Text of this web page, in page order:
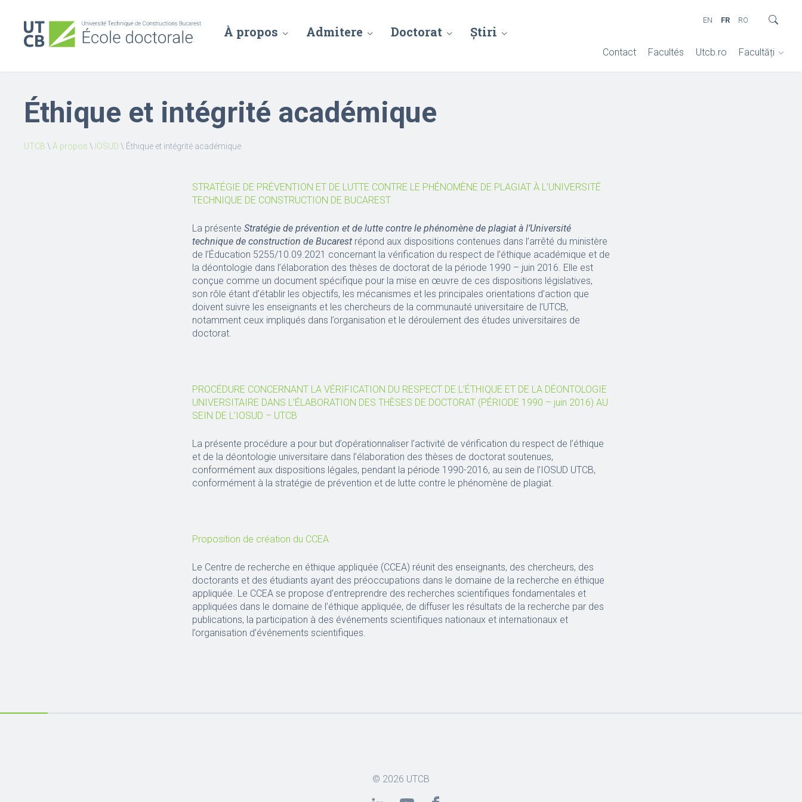
À propos Admitere Doctorat Știri
Contact Facultés Utcb.ro Facultăți
EN FR RO
Éthique et intégrité académique
UTCB \ À propos \ IOSUD \ Éthique et intégrité académique
STRATÉGIE DE PRÉVENTION ET DE LUTTE CONTRE LE PHÉNOMÈNE DE PLAGIAT À L’UNIVERSITÉ
TECHNIQUE DE CONSTRUCTION DE BUCAREST
La présente Stratégie de prévention et de lutte contre le phénomène de plagiat à l’Université
technique de construction de Bucarest répond aux dispositions contenues dans l’arrêté du ministère
de l’Éducation 5255/10.09.2021 concernant la vérification du respect de l’éthique académique et de
la déontologie dans l’élaboration des thèses de doctorat de la période 1990 – juin 2016. Elle est
conçue comme un document spécifique pour la mise en œuvre de ces dispositions législatives,
son rôle étant d’établir les objectifs, les mécanismes et les principales orientations d’action que
doivent suivre les enseignants et les chercheurs de la communauté universitaire de l’UTCB,
notamment ceux impliqués dans l’organisation et le déroulement des études universitaires de
doctorat.
PROCÉDURE CONCERNANT LA VÉRIFICATION DU RESPECT DE L’ÉTHIQUE ET DE LA DÉONTOLOGIE
UNIVERSITAIRE DANS L’ÉLABORATION DES THÈSES DE DOCTORAT (PÉRIODE 1990 – juin 2016) AU
SEIN DE L’IOSUD – UTCB
La présente procédure a pour but d’opérationnaliser l’activité de vérification du respect de l’éthique
et de la déontologie universitaire dans l’élaboration des thèses de doctorat soutenues,
conformément aux dispositions légales, pendant la période 1990-2016, au sein de l’IOSUD UTCB,
conformément à la stratégie de prévention et de lutte contre le phénomène de plagiat.
Proposition de création du CCEA
Le Centre de recherche en éthique appliquée (CCEA) réunit des enseignants, des chercheurs, des
doctorants et des étudiants ayant des préoccupations dans le domaine de la recherche en éthique
appliquée. Le CCEA se propose d’entreprendre des recherches scientifiques fondamentales et
appliquées dans le domaine de l’éthique appliquée, de diffuser les résultats de la recherche par des
publications, la participation à des événements scientifiques nationaux et internationaux et
l’organisation d’événements scientifiques.
© 2026 UTCB